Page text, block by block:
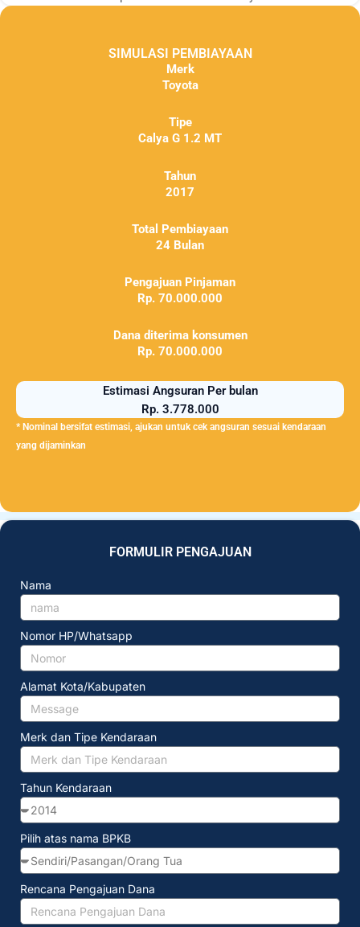
SIMULASI PEMBIAYAAN
Merk
Toyota
Tipe
Calya G 1.2 MT
Tahun
2017
Total Pembiayaan
24 Bulan
Pengajuan Pinjaman
Rp. 70.000.000
Dana diterima konsumen
Rp. 70.000.000
Estimasi Angsuran Per bulan
Rp. 3.778.000
* Nominal bersifat estimasi, ajukan untuk cek angsuran sesuai kendaraan
yang dijaminkan
FORMULIR PENGAJUAN
Nama
Nomor HP/Whatsapp
Alamat Kota/Kabupaten
Merk dan Tipe Kendaraan
Tahun Kendaraan
Pilih atas nama BPKB
Rencana Pengajuan Dana